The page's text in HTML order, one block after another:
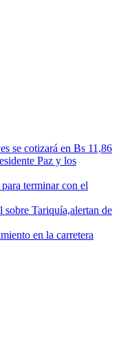
se cotizará en Bs 11,86
Paz y los
terminar con el
Tariquía,alertan de
en la carretera